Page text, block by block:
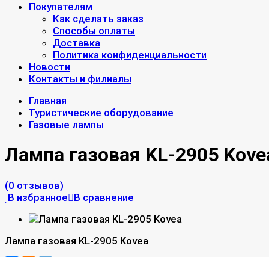
Покупателям
Как сделать заказ
Способы оплаты
Доставка
Политика конфиденциальности
Новости
Контакты и филиалы
Главная
Туристические оборудование
Газовые лампы
Лампа газовая KL-2905
(0 отзывов)
В избранное В сравнение
Лампа газовая KL-2905 Kovea